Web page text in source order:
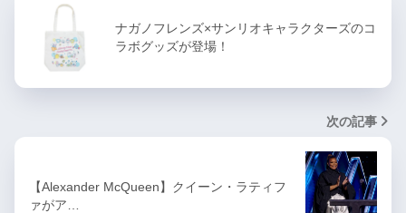
ナガノフレンズ×サンリオキャラクターズのコ
ラボグッズが登場！
次の記事
【Alexander McQueen】クイーン・ラティフ
ァがア…